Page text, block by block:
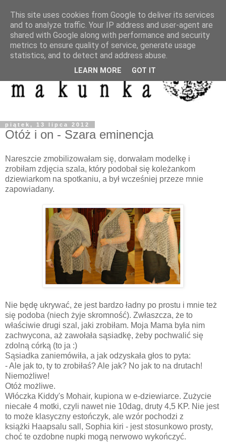
piątek, 13 lipca 2012
Otóż i on - Szara eminencja
Nareszcie zmobilizowałam się, dorwałam modelkę i
zrobiłam zdjęcia szala, który podobał się koleżankom
dziewiarkom na spotkaniu, a był wcześniej przeze mnie
zapowiadany.
Nie będę ukrywać, że jest bardzo ładny po prostu i mnie też
się podoba (niech żyje skromność). Zwłaszcza, że to
właściwie drugi szal, jaki zrobiłam. Moja Mama była nim
zachwycona, aż zawołała sąsiadkę, żeby pochwalić się
zdolną córką (to ja :)
Sąsiadka zaniemówiła, a jak odzyskała głos to pyta:
- Ale jak to, ty to zrobiłaś? Ale jak? No jak to na drutach!
Niemożliwe!
Otóż możliwe.
Włóczka Kiddy's Mohair, kupiona w e-dziewiarce. Zużycie
niecałe 4 motki, czyli nawet nie 10dag, druty 4,5 KP. Nie jest
to może klasyczny estończyk, ale wzór pochodzi z
książki Haapsalu sall, Sophia kiri - jest stosunkowo prosty,
choć te ozdobne nupki mogą nerwowo wykończyć.
This site uses cookies from Google to deliver its services
and to analyze traffic. Your IP address and user-agent are
shared with Google along with performance and security
metrics to ensure quality of service, generate usage
statistics, and to detect and address abuse.
LEARN MORE GOT IT